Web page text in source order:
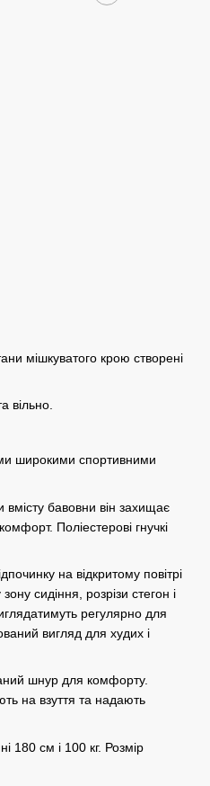
мішкуватого крою створені
вільно.
широкими спортивними
бавовни він захищає
Поліестерові гнучкі
на відкритому повітрі
сидіння, розрізи стегон і
регулярно для
вигляд для худих і
шнур для комфорту.
на взуття та надають
см і 100 кг. Розмір